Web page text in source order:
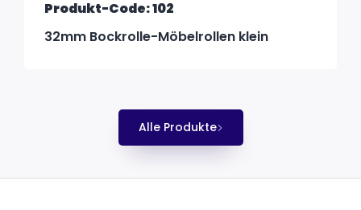
Produkt-Code: 102
32mm Bockrolle-Möbelrollen klein
Alle Produkte